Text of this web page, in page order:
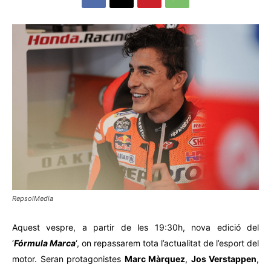
RepsolMedia
Aquest vespre, a partir de les 19:30h, nova edició del
‘Fórmula Marca‘, on repassarem tota l’actualitat de l’esport del
motor. Seran protagonistes Marc Màrquez, Jos Verstappen,